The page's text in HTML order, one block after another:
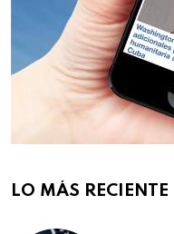
LO MÁS RECIENTE